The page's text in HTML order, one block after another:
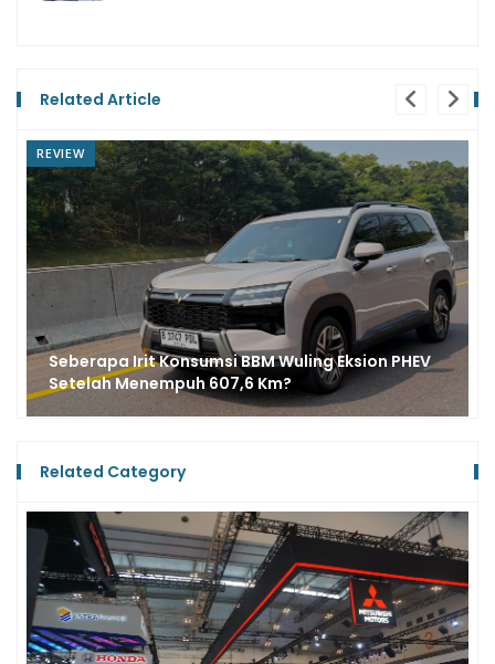
Related Article
NEWS
Tren Penjualan Wuling Eksion EV dan PHEV
Meningkat, Varian Mana Paling Laris?
Related Category